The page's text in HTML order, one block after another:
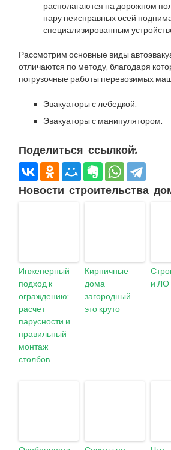
располагаются на дорожном
пару неисправных осей
специализированным
Рассмотрим основные виды
отличаются по методу, благодаря
погрузочные работы перевозимых
Эвакуаторы с лебедкой.
Эвакуаторы с манипулятором.
Поделиться ссылкой:
Новости строительства
Инженерный
подход к
ограждению:
расчет
парусности и
правильный
монтаж
столбов
Кирпичные
дома
загородный
это круто
и ЛО